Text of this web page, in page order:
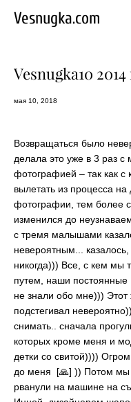
Vesnugka.com
Vesnugka10
мая 10, 2018
Возвращаться было
делала это уже в 3 раз с
фотографией – так как
вылетать из процесса
фотографии, тем более
изменился до
с тремя малышами
невероятным...
никогда))) Все, с кем мы
путем, наши
не знали обо мне))) Этот
подстегивал
снимать.. сначала
которых кроме меня и
детки со свитой))))
до меня [🙏] )) Потом
рванули на машине на